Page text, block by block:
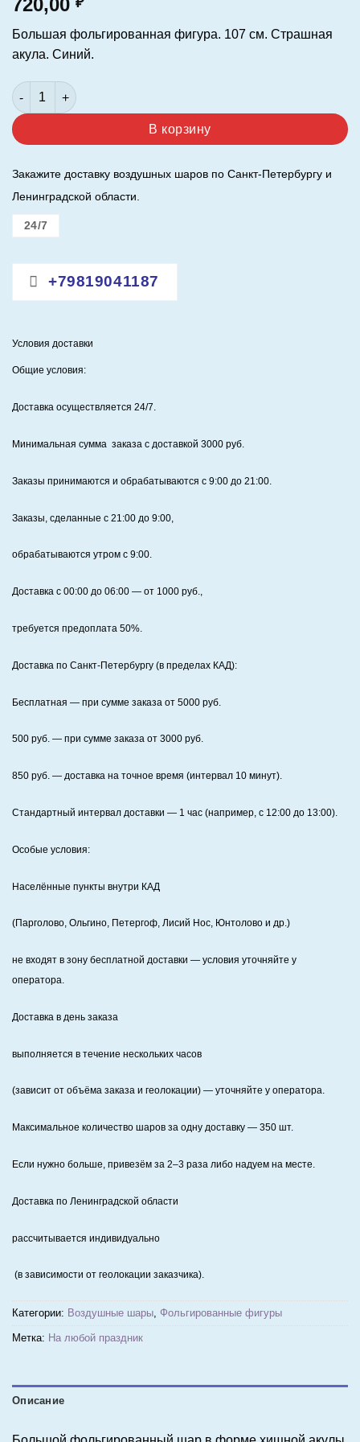
720,00
Большая фольгированная фигура. 107 см. Страшная
акула. Синий.
Количество товара Шар (42"/107 см.) Фигура. Страшная
В корзину
Закажите доставку воздушных шаров по Санкт-Петербургу и
Ленинградской области.
24/7
+79819041187
Условия доставки
Общие условия:
Доставка осуществляется 24/7.
Минимальная сумма заказа с доставкой 3000 руб.
Заказы принимаются и обрабатываются с 9:00 до 21:00.
Заказы, сделанные с 21:00 до 9:00,
обрабатываются утром с 9:00.
Доставка с 00:00 до 06:00 — от 1000 руб.,
требуется предоплата 50%.
Доставка по Санкт‑Петербургу (в пределах КАД):
Бесплатная — при сумме заказа от 5000 руб.
500 руб. — при сумме заказа от 3000 руб.
850 руб. — доставка на точное время (интервал 10 минут).
Стандартный интервал доставки — 1 час (например, с 12:00 до 13:00).
Особые условия:
Населённые пункты внутри КАД
(Парголово, Ольгино, Петергоф, Лисий Нос, Юнтолово и др.)
не входят в зону бесплатной доставки — условия уточняйте у
оператора.
Доставка в день заказа
выполняется в течение нескольких часов
(зависит от объёма заказа и геолокации) — уточняйте у оператора.
Максимальное количество шаров за одну доставку — 350 шт.
Если нужно больше, привезём за 2–3 раза либо надуем на месте.
Доставка по Ленинградской области
рассчитывается индивидуально
(в зависимости от геолокации заказчика).
Категории: Воздушные шары, Фольгированные фигуры
Метка: На любой праздник
Описание